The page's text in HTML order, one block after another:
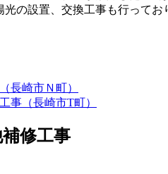
光の設置、交換工事も行ってお
長崎市Ｎ町）
事（長崎市T町）
修工事